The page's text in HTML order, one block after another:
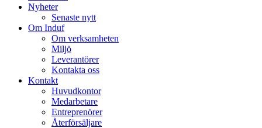
Nyheter
Senaste nytt
Om Induf
Om verksamheten
Miljö
Leverantörer
Kontakta oss
Kontakt
Huvudkontor
Medarbetare
Entreprenörer
Återförsäljare